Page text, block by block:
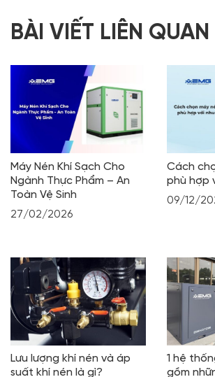
BÀI VIẾT LIÊN QUAN
Máy Nén Khí Sạch Cho
Ngành Thực Phẩm – An
Toàn Vệ Sinh
27/02/2026
Cách
phù hợp
09/12/
Lưu lượng khí nén và áp
suất khí nén là gì?
1 hệ
gồm